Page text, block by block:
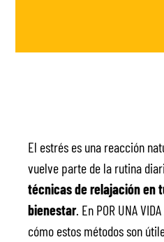
El estrés es una reacción
vuelve parte de la rutina
técnicas de relajación en
bienestar. En POR UNA
cómo estos métodos son